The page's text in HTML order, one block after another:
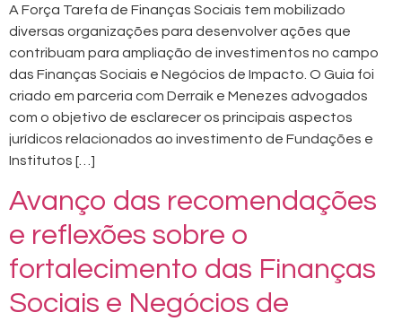
A Força Tarefa de Finanças Sociais tem mobilizado
diversas organizações para desenvolver ações que
contribuam para ampliação de investimentos no campo
das Finanças Sociais e Negócios de Impacto. O Guia foi
criado em parceria com Derraik e Menezes advogados
com o objetivo de esclarecer os principais aspectos
jurídicos relacionados ao investimento de Fundações e
Institutos […]
Avanço das recomendações
e reflexões sobre o
fortalecimento das Finanças
Sociais e Negócios de